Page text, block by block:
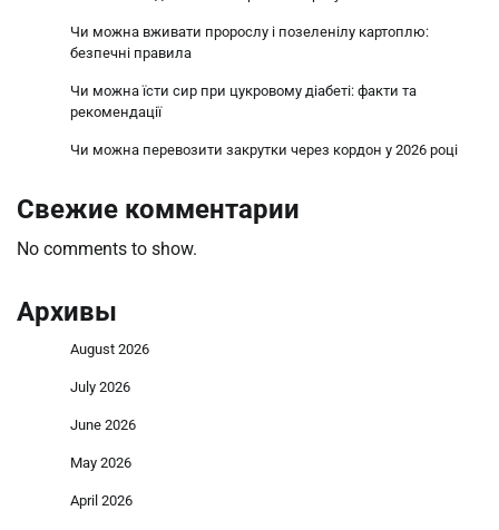
Чи можна вживати пророслу і позеленілу картоплю:
безпечні правила
Чи можна їсти сир при цукровому діабеті: факти та
рекомендації
Чи можна перевозити закрутки через кордон у 2026 році
Свежие комментарии
No comments to show.
Архивы
August 2026
July 2026
June 2026
May 2026
April 2026